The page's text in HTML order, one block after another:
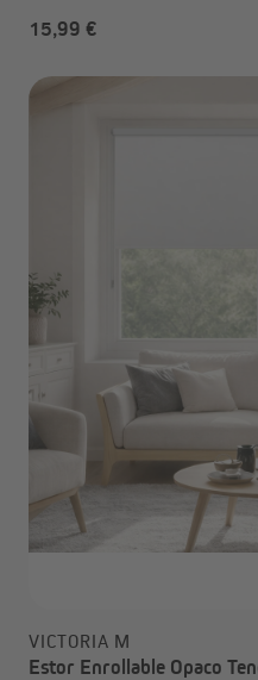
15,99 €
VICTORIA M
Estor Enrollable Opaco